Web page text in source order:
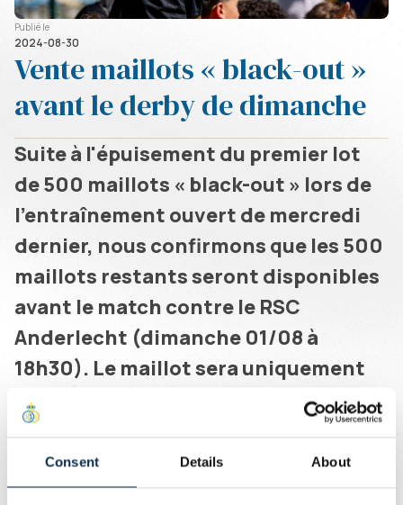
Consent Details About
Publié le
2024-08-30
Vente maillots « black-out »
avant le derby de dimanche
Suite à l'épuisement du premier lot
de 500 maillots « black-out » lors de
l'entraînement ouvert de mercredi
dernier, nous confirmons que les 500
maillots restants seront disponibles
avant le match contre le RSC
Anderlecht (dimanche 01/08 à
18h30). Le maillot sera uniquement
disponible dans notre pop-up shop à
l'entrée 4.
Union Content Team
Conditions de vente et prix